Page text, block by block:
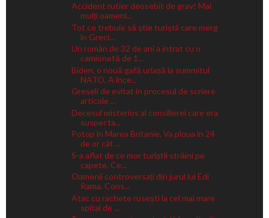
Accident rutier deosebit de grav! Mai
mulți oameni...
Tot ce trebuie să știe turiștii care merg
în Greci...
Un român de 32 de ani a intrat cu o
camionetă de 1...
Biden, o nouă gafă uriașă la summitul
NATO. A înce...
Greseli de evitat in procesul de scriere
articole ...
Decesul misterios al consilierei care era
suspecta...
Potop în Marea Britanie. Va ploua în 24
de or cât ...
S-a aflat de ce mor turiștii străini pe
capete. Ce...
Oamenii controversați din jurul lui Edi
Rama. Cons...
Atac cu rachete rusești la cel mai mare
spital de ...